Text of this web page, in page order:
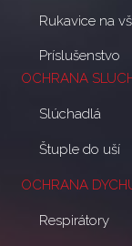
Rukavice na
Príslušenstvo
OCHRANA
Slúchadlá
Štuple do uší
OCHRANA
Respirátory